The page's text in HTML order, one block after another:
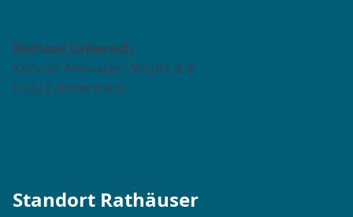
Rathaus Urberach
Konrad-Adenauer-Straße 4-8
63322 Rödermark
Standort Rathäuser